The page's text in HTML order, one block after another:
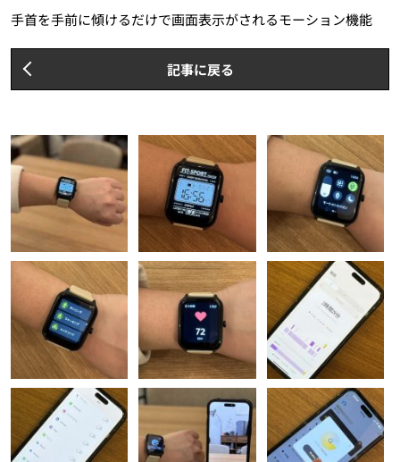
手首を手前に傾けるだけで画面表示がされるモーション機能
記事に戻る